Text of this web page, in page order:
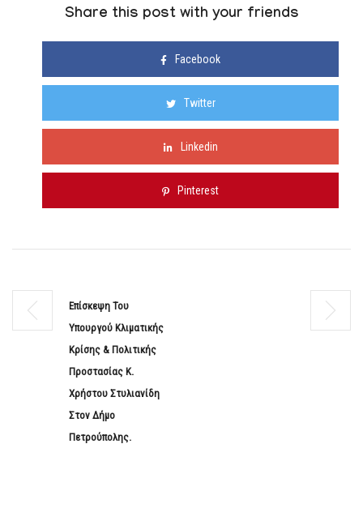
Share this post with your friends
Facebook
Twitter
Linkedin
Pinterest
Επίσκεψη Του
Υπουργού Κλιματικής
Κρίσης & Πολιτικής
Προστασίας Κ.
Χρήστου Στυλιανίδη
Στον Δήμο
Πετρούπολης.